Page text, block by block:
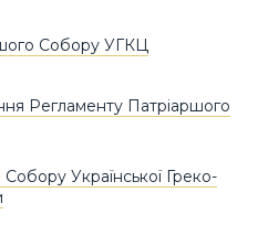
Собору УГКЦ
Регламенту Патріаршого
Української Греко-